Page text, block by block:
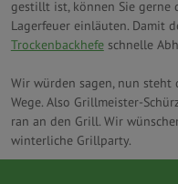
gestillt ist, können Sie gerne
Lagerfeuer einläuten. Damit
Trockenbackhefeschnelle
Wir würden sagen, nun
Wege. Also Grillmeister-
ran an den Grill. Wir
winterliche Grillparty.